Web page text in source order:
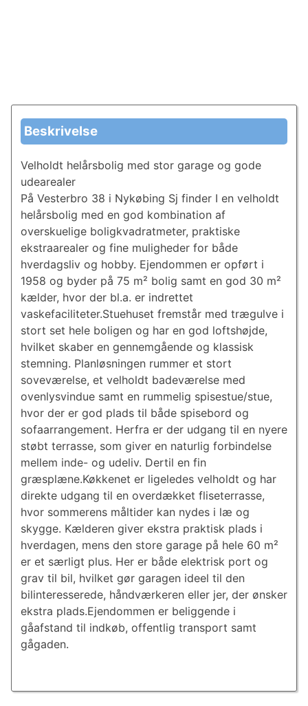
Beskrivelse
Velholdt helårsbolig med stor garage og gode
udearealer
På Vesterbro 38 i Nykøbing Sj finder I en velholdt
helårsbolig med en god kombination af
overskuelige boligkvadratmeter, praktiske
ekstraarealer og fine muligheder for både
hverdagsliv og hobby. Ejendommen er opført i
1958 og byder på 75 m² bolig samt en god 30 m²
kælder, hvor der bl.a. er indrettet
vaskefaciliteter.Stuehuset fremstår med trægulve i
stort set hele boligen og har en god loftshøjde,
hvilket skaber en gennemgående og klassisk
stemning. Planløsningen rummer et stort
soveværelse, et velholdt badeværelse med
ovenlysvindue samt en rummelig spisestue/stue,
hvor der er god plads til både spisebord og
sofaarrangement. Herfra er der udgang til en nyere
støbt terrasse, som giver en naturlig forbindelse
mellem inde- og udeliv. Dertil en fin
græsplæne.Køkkenet er ligeledes velholdt og har
direkte udgang til en overdækket fliseterrasse,
hvor sommerens måltider kan nydes i læ og
skygge. Kælderen giver ekstra praktisk plads i
hverdagen, mens den store garage på hele 60 m²
er et særligt plus. Her er både elektrisk port og
grav til bil, hvilket gør garagen ideel til den
bilinteresserede, håndværkeren eller jer, der ønsker
ekstra plads.Ejendommen er beliggende i
gåafstand til indkøb, offentlig transport samt
gågaden.